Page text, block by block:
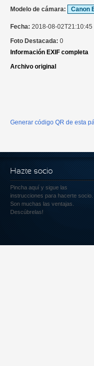
Modelo de cámara: Canon
Fecha: 2018-08-02T21:10:45
Foto Destacada: 0
Información EXIF completa
Archivo original
Generar código QR de esta
Hazte socio
Pincha aquí y sigue las
instrucciones para hacerte socio.
Son muchas las ventajas.
Descúbrelas!